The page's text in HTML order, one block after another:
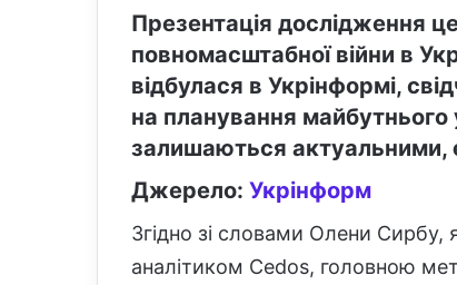
Презентація дослідження
повномасштабної війни в
відбулася в Укрінформі,
на планування
залишаються актуальними,
Джерело: Укрінформ
Згідно зі словами Олени
аналітиком Cedos, головною